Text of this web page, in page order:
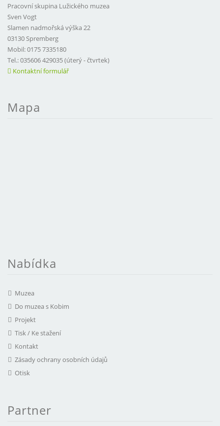
Pracovní skupina Lužického muzea
Sven Vogt
Slamen nadmořská výška 22
03130 Spremberg
Mobil: 0175 7335180
Tel.: 035606 429035 (úterý - čtvrtek)
Kontaktní formulář
Mapa
Nabídka
Muzea
Do muzea s Kobim
Projekt
Tisk / Ke stažení
Kontakt
Zásady ochrany osobních údajů
Otisk
Partner